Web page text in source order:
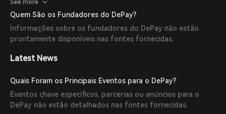
interface amigável que simplifica o processo de pagamento.
See more
Quem São os Fundadores do DePay?
Informações sobre os fundadores do DePay não estão
prontamente disponíveis nas fontes fornecidas.
Latest News
Quais Foram os Principais Eventos para o DePay?
Eventos chave específicos, parcerias ou anúncios para o
DePay não estão detalhados nas fontes fornecidas.